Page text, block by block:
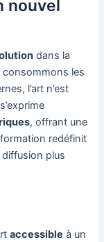
nouvel
dans la
les
l’art n’est
, offrant une
redéfinit
plus
accessible à un